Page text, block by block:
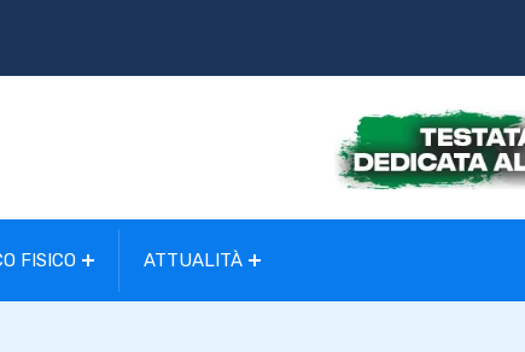
FISICO ATTUALITÀ